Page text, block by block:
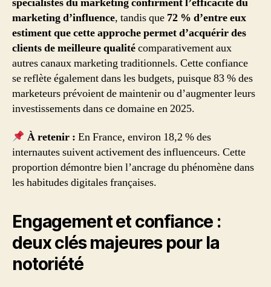
marketing d’influence, tandis que 72 % d’entre eux
estiment que cette approche permet d’acquérir des
clients de meilleure qualitécomparativement aux
autres canaux marketing traditionnels. Cette confiance
se reflète également dans les budgets, puisque 83 % des
marketeurs prévoient de maintenir ou d’augmenter leurs
investissements dans ce domaine en 2025.
À retenir : En France, environ 18,2 % des
internautes suivent activement des influenceurs. Cette
proportion démontre bien l’ancrage du phénomène dans
les habitudes digitales françaises.
Engagement et confiance :
deux clés majeures pour la
notoriété